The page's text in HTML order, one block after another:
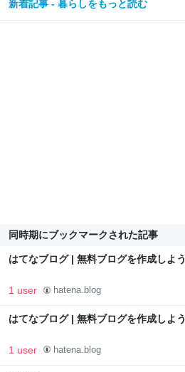
新着記事 - 暮らしをもっと読む
同時期にブックマークされた記事
はてなブログ | 無料ブログを作成しよう
1 user hatena.blog
はてなブログ | 無料ブログを作成しよう
1 user hatena.blog